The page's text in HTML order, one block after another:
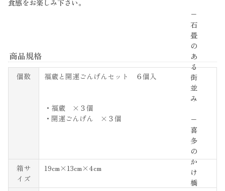
−
石
畳
の
あ
る
街
並
み
−
喜
多
の
か
け
橋
食感をお楽しみ下さい。
商品規格
個数 福蔵と開運ごんげんセット ６個入
・福蔵 ×３個
・開運ごんげん ×３個
箱サ
イズ
19cm×13cm×4cm